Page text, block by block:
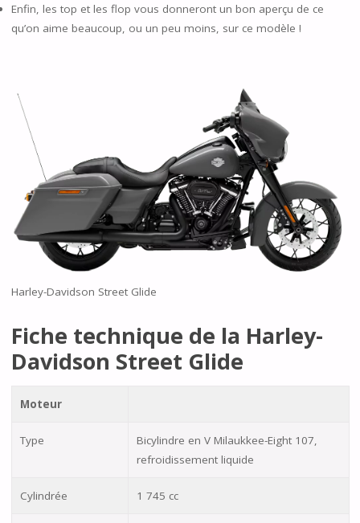
Enfin, les top et les flop vous donneront un bon aperçu de ce
qu’on aime beaucoup, ou un peu moins, sur ce modèle !
Harley-Davidson Street Glide
Fiche technique de la Harley-
Davidson Street Glide
Moteur
Type
Bicylindre en V Milaukkee-Eight 107,
refroidissement liquide
Cylindrée 1 745 cc